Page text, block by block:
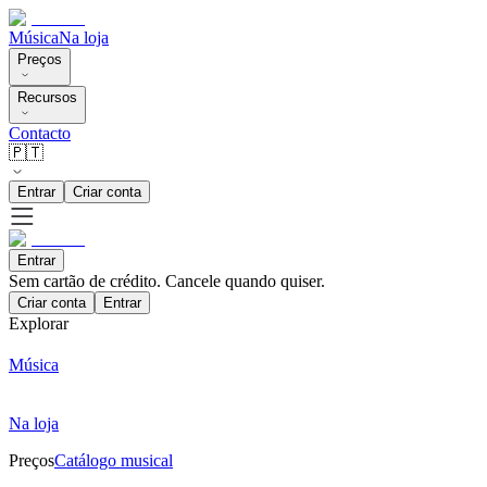
MúsicaNa loja
Preços
Recursos
Contacto
🇵🇹
Entrar Criar conta
Entrar
Sem cartão de crédito. Cancele quando quiser.
Criar conta Entrar
Explorar
Música
Na loja
PreçosCatálogo musical